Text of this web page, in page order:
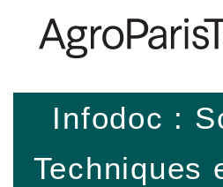
Infodoc :
Techniques